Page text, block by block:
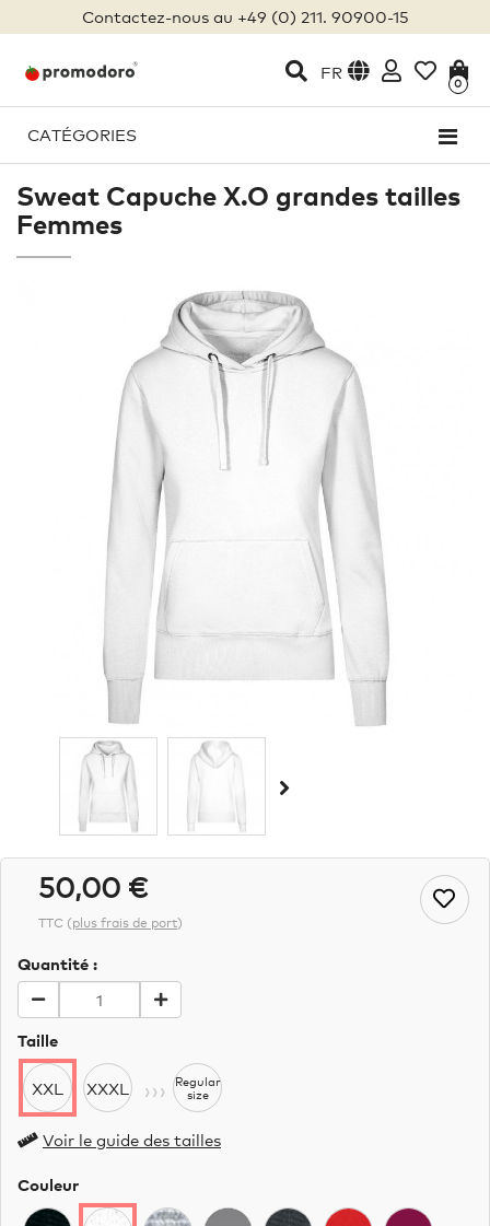
Contactez-nous au +49 (0) 211. 90900-15
FR
0
CATÉGORIES
Sweat Capuche X.O grandes tailles
Femmes
50,00 €
TTC (plus frais de port)
Quantité :
Taille
XXL XXXL ›››
Regular
size
Voir le guide des tailles
Couleur